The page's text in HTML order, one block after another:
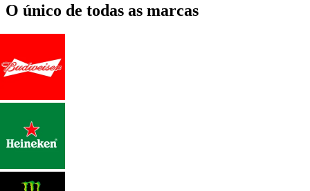
O único de todas as marcas